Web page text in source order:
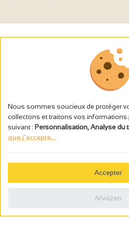
L’abus d’alcool est dangereux pour la
Politique de confidentialité
Nous sommes soucieux de protéger
collectons et traitons vos informations
suivant : Personnalisation, Analyse du
que j'accepte...
Accepter
Afwijzen